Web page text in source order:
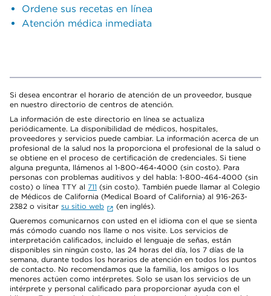
Ordene sus recetas en línea
Atención médica inmediata
Si desea encontrar el horario de atención de un proveedor, busque
en nuestro directorio de centros de atención.
La información de este directorio en línea se actualiza
periódicamente. La disponibilidad de médicos, hospitales,
proveedores y servicios puede cambiar. La información acerca de un
profesional de la salud nos la proporciona el profesional de la salud o
se obtiene en el proceso de certificación de credenciales. Si tiene
alguna pregunta, llámenos al 1-800-464-4000 (sin costo). Para
personas con problemas auditivos y del habla: 1-800-464-4000 (sin
costo) o línea TTY al 711 (sin costo). También puede llamar al Colegio
de Médicos de California (Medical Board of California) al 916-263-
2382 o visitar su sitio web
(en inglés).
Queremos comunicarnos con usted en el idioma con el que se sienta
más cómodo cuando nos llame o nos visite. Los servicios de
interpretación calificados, incluido el lenguaje de señas, están
disponibles sin ningún costo, las 24 horas del día, los 7 días de la
semana, durante todos los horarios de atención en todos los puntos
de contacto. No recomendamos que la familia, los amigos o los
menores actúen como intérpretes. Solo se usan los servicios de un
intérprete y personal calificado para proporcionar ayuda con el